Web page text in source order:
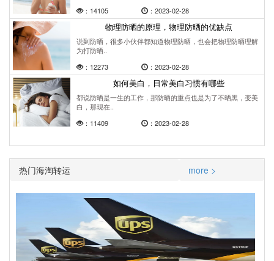
：14105
：2023-02-28
物理防晒的原理，物理防晒的优缺点
说到防晒，很多小伙伴都知道物理防晒，也会把物理防晒理解
为打防晒..
：12273
：2023-02-28
如何美白，日常美白习惯有哪些
都说防晒是一生的工作，那防晒的重点也是为了不晒黑，变美
白，那现在..
：11409
：2023-02-28
热门海淘转运 more >